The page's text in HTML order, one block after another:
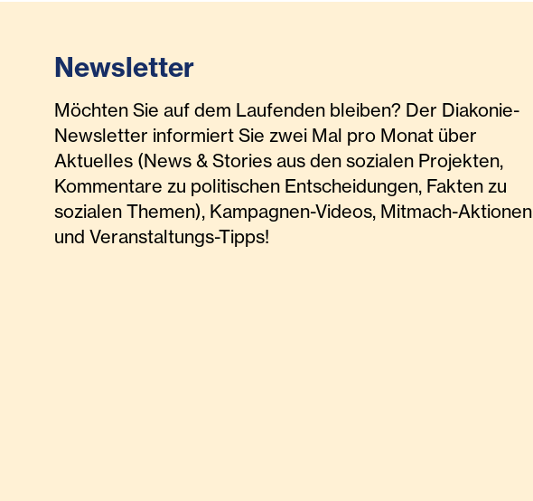
Newsletter
Möchten Sie auf dem Laufenden bleiben? Der Diakonie-
Newsletter informiert Sie zwei Mal pro Monat über
Aktuelles (News & Stories aus den sozialen Projekten,
Kommentare zu politischen Entscheidungen, Fakten zu
sozialen Themen), Kampagnen-Videos, Mitmach-Aktionen
und Veranstaltungs-Tipps!